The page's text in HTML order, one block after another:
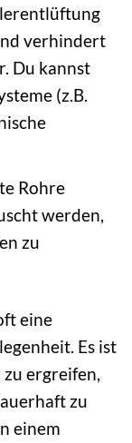
verhindert
Du kannst
(z.B.
Rohre
werden,
zu
eine
Es ist
ergreifen,
zu
einem